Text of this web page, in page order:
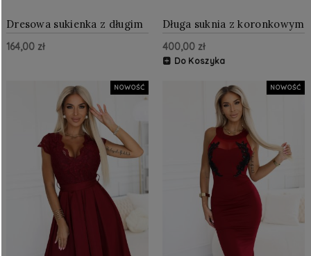
Dresowa sukienka z długim
rękawem i kieszeniami,
wygodny fason z dekoltem
164,00 zł
Długa suknia z koronkowym
dekoltem i rozcięciem na
nogę Bordowa
400,00 zł
Do Koszyka
NOWOŚĆ NOWOŚĆ